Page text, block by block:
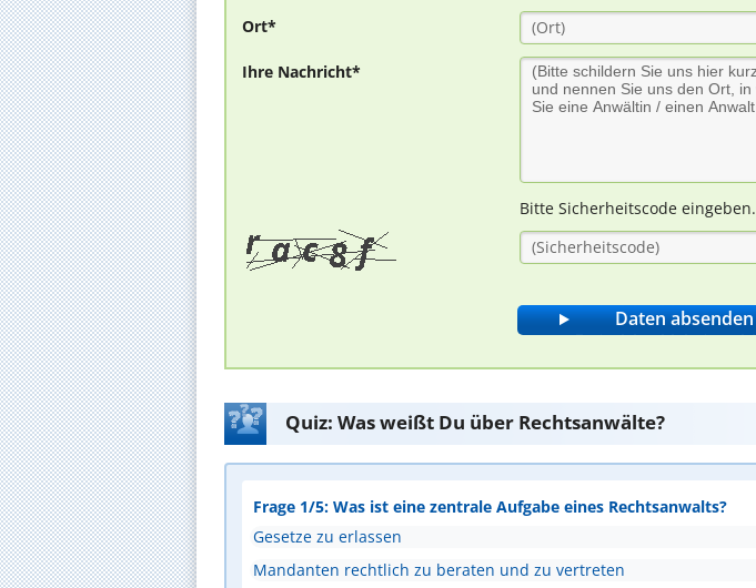
Ort*
Ihre Nachricht*
Bitte Sicherheitscode eingeben.
Quiz: Was weißt Du über Rechtsanwälte?
Frage 1/5: Was ist eine zentrale Aufgabe eines Rechtsanwalts?
Gesetze zu erlassen
Mandanten rechtlich zu beraten und zu vertreten